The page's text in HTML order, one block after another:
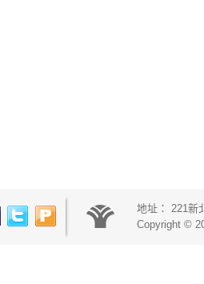
地址： 221新
Copyright ©